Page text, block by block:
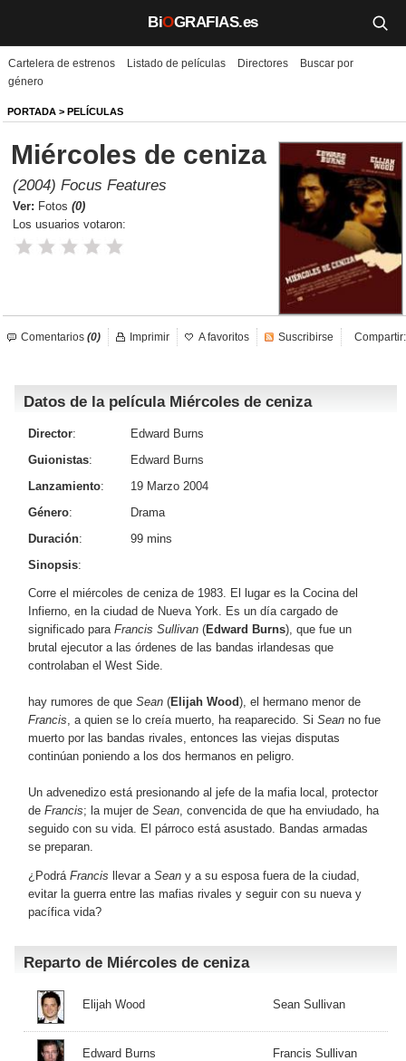
BiOGRAFIAS.es
Biografías
Películas
TV
Música
Un día como hoy
Iniciar sesión Crear cuenta
Cartelera de estrenos Listado de películas Directores
Buscar por
género
PORTADA > PELÍCULAS
Miércoles de ceniza
(2004) Focus Features
Ver: Fotos (0)
Los usuarios votaron:
Comentarios (0) Compartir:
Imprimir A favoritos Suscribirse
Datos de la película Miércoles de ceniza
Director:
Edward Burns
Guionistas:
Edward Burns
Lanzamiento:
19 Marzo 2004
Género:
Drama
Duración:
99 mins
Sinopsis:
Corre el miércoles de ceniza de 1983. El lugar es la Cocina del
Infierno, en la ciudad de Nueva York. Es un día cargado de
significado para Francis Sullivan (Edward Burns), que fue un
brutal ejecutor a las órdenes de las bandas irlandesas que
controlaban el West Side.
hay rumores de que Sean (Elijah Wood), el hermano menor de
Francis, a quien se lo creía muerto, ha reaparecido. Si Sean no fue
muerto por las bandas rivales, entonces las viejas disputas
continúan poniendo a los dos hermanos en peligro.
Un advenedizo está presionando al jefe de la mafia local, protector
de Francis; la mujer de Sean, convencida de que ha enviudado, ha
seguido con su vida. El párroco está asustado. Bandas armadas
se preparan.
¿Podrá Francis llevar a Sean y a su esposa fuera de la ciudad,
evitar la guerra entre las mafias rivales y seguir con su nueva y
pacífica vida?
Reparto de Miércoles de ceniza
Elijah Wood Sean Sullivan
Edward Burns Francis Sullivan